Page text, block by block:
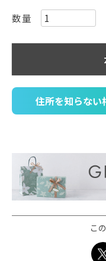
住所を知らない
こ